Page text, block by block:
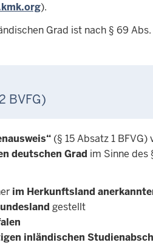
).
Grad ist nach § 69
BVFG)
(§ 15 Absatz 1
deutschen Grad im Sinne des
im Herkunftsland
gestellt
inländischen